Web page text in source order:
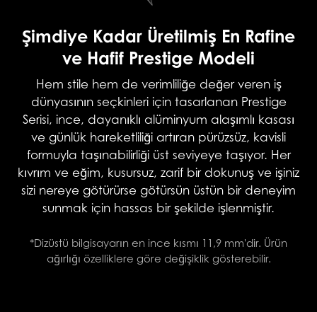
Şimdiye Kadar Üretilmiş En Rafine
ve Hafif Prestige Modeli
Hem stile hem de verimliliğe değer veren iş
dünyasının seçkinleri için tasarlanan Prestige
Serisi, ince, dayanıklı alüminyum alaşımlı kasası
ve günlük hareketliliği artıran pürüzsüz, kavisli
formuyla taşınabilirliği üst seviyeye taşıyor. Her
kıvrım ve eğim, kusursuz, zarif bir dokunuş ve işiniz
sizi nereye götürürse götürsün üstün bir deneyim
sunmak için hassas bir şekilde işlenmiştir.
*Dizüstü bilgisayarın en ince kısmı 11,9 mm'dir. Ürün
ağırlığı özelliklere göre değişiklik gösterebilir.